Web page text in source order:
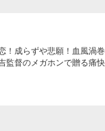
！成らずや悲願！血風渦
督のメガホンで贈る痛